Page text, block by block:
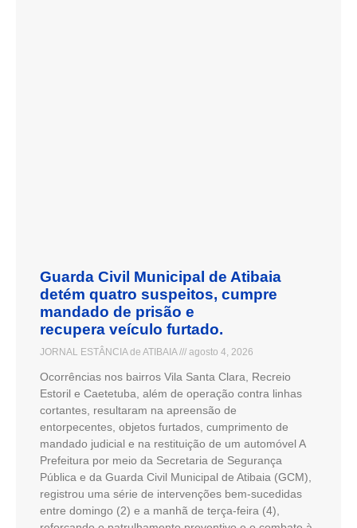
Guarda Civil Municipal de Atibaia
detém quatro suspeitos, cumpre
mandado de prisão e
recupera veículo furtado.
JORNAL ESTÂNCIA de ATIBAIA agosto 4, 2026
Ocorrências nos bairros Vila Santa Clara, Recreio
Estoril e Caetetuba, além de operação contra linhas
cortantes, resultaram na apreensão de
entorpecentes, objetos furtados, cumprimento de
mandado judicial e na restituição de um automóvel A
Prefeitura por meio da Secretaria de Segurança
Pública e da Guarda Civil Municipal de Atibaia (GCM),
registrou uma série de intervenções bem-sucedidas
entre domingo (2) e a manhã de terça-feira (4),